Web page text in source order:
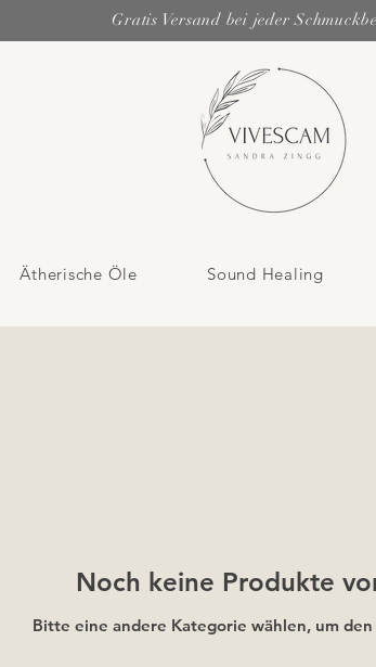
Gratis Versand bei jeder
Ätherische Öle Sound Healing
Noch keine Produkte
Bitte eine andere Kategorie wählen, um